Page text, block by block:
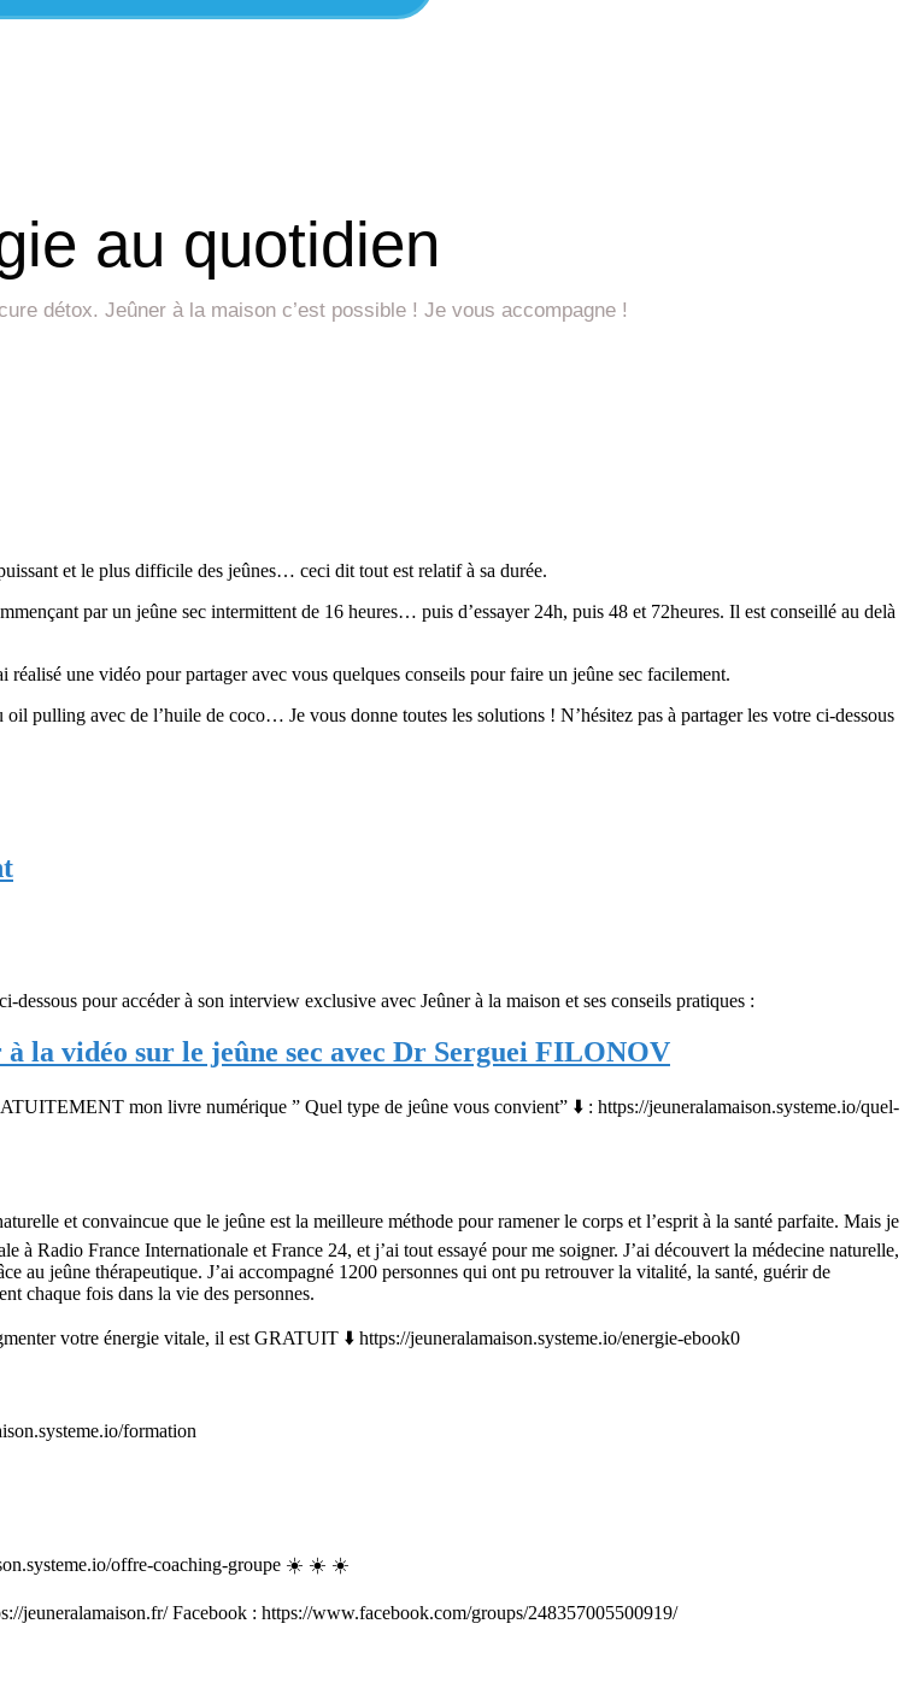
au quotidien
détox. Jeûner à la maison c’est possible ! Je vous accompagne !
et le plus difficile des jeûnes… ceci dit tout est relatif à sa durée.
par un jeûne sec intermittent de 16 heures… puis d’essayer 24h, puis 48 et 72heures. Il est conseillé au delà
une vidéo pour partager avec vous quelques conseils pour faire un jeûne sec facilement.
pulling avec de l’huile de coco… Je vous donne toutes les solutions ! N’hésitez pas à partager les votre ci-dessous
pour accéder à son interview exclusive avec Jeûner à la maison et ses conseils pratiques :
la vidéo sur le jeûne sec avec Dr Serguei FILONOV
mon livre numérique ” Quel type de jeûne vous convient” ⬇️ : https://jeuneralamaison.systeme.io/quel-
et convaincue que le jeûne est la meilleure méthode pour ramener le corps et l’esprit à la santé parfaite. Mais je
à Radio France Internationale et France 24, et j’ai tout essayé pour me soigner. J’ai découvert la médecine naturelle,
au jeûne thérapeutique. J’ai accompagné 1200 personnes qui ont pu retrouver la vitalité, la santé, guérir de
chaque fois dans la vie des personnes.
votre énergie vitale, il est GRATUIT ⬇️ https://jeuneralamaison.systeme.io/energie-ebook0
formation
offre-coaching-groupe ☀️ ☀️ ☀️
jeuneralamaison.fr/ Facebook : https://www.facebook.com/groups/248357005500919/